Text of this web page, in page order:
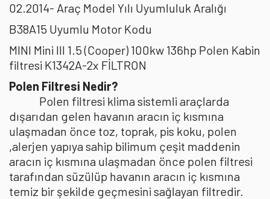
02.2014- Araç Model Yılı Uyumluluk Aralığı
B38A15 Uyumlu Motor Kodu
MINI Mini III 1.5 (Cooper) 100kw 136hp Polen Kabin
filtresi K1342A-2x FİLTRON
Polen Filtresi Nedir?
Polen filtresi klima sistemli araçlarda
dışarıdan gelen havanın aracın iç kısmına
ulaşmadan önce toz, toprak, pis koku, polen
,alerjen yapıya sahip bilimum çeşit maddenin
aracın iç kısmına ulaşmadan önce polen filtresi
tarafından süzülüp havanın aracın iç kısmına
temiz bir şekilde geçmesini sağlayan filtredir.